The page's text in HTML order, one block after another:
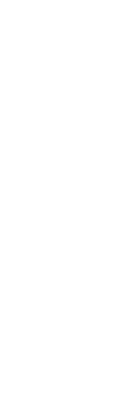
てフランチャ